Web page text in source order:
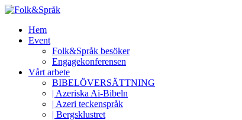
Hem
Event
Folk&Språk besöker
Engagekonferensen
Vårt arbete
BIBELÖVERSÄTTNING
| Azeriska Ai-Bibeln
| Azeri teckenspråk
| Bergsklustret